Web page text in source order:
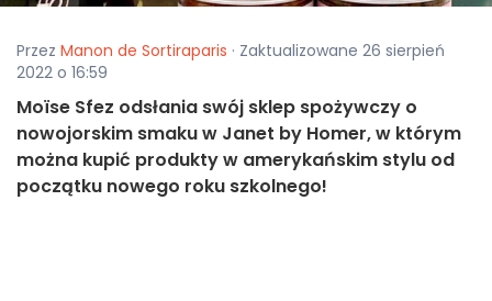
Przez Manon de Sortiraparis · Zaktualizowane 26 sierpień
2022 o 16:59
Moïse Sfez odsłania swój sklep spożywczy o
nowojorskim smaku w Janet by Homer, w którym
można kupić produkty w amerykańskim stylu od
początku nowego roku szkolnego!